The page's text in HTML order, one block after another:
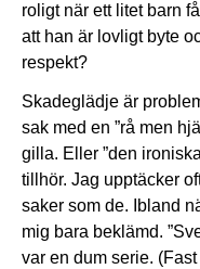
roligt när ett litet barn
att han är lovligt byte
respekt?
Skadeglädje är
sak med en ”rå men
gilla. Eller ”den
tillhör. Jag upptäcker
saker som de. Ibland
mig bara beklämd.
var en dum serie.